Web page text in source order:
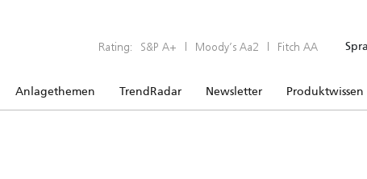
Rating: S&P A+ | Moody’s Aa2 | Fitch AA
Anlagethemen TrendRadar Newsletter Produktwissen